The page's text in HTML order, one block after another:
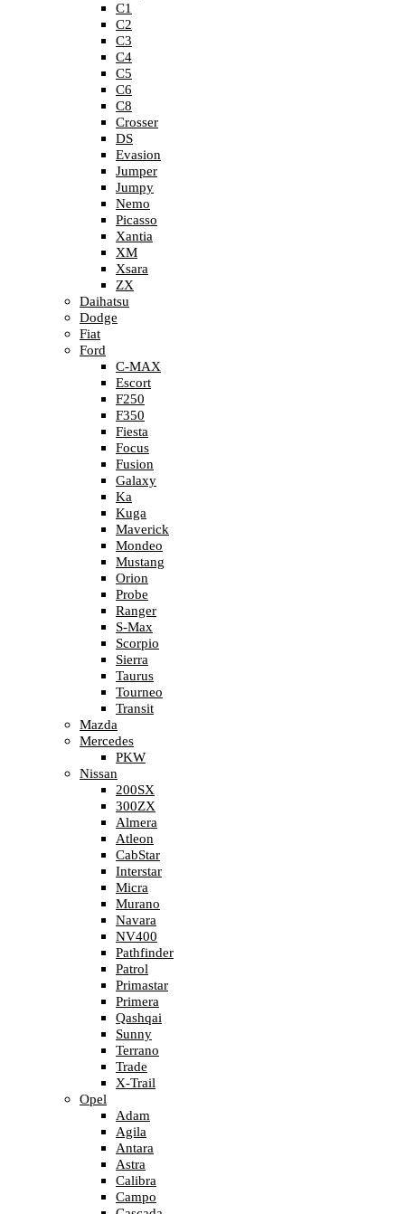
C1
C2
C3
C4
C5
C6
C8
Crosser
DS
Evasion
Jumper
Jumpy
Nemo
Picasso
Xantia
XM
Xsara
ZX
Daihatsu
Dodge
Fiat
Ford
C-MAX
Escort
F250
F350
Fiesta
Focus
Fusion
Galaxy
Ka
Kuga
Maverick
Mondeo
Mustang
Orion
Probe
Ranger
S-Max
Scorpio
Sierra
Taurus
Tourneo
Transit
Mazda
Mercedes
PKW
Nissan
200SX
300ZX
Almera
Atleon
CabStar
Interstar
Micra
Murano
Navara
NV400
Pathfinder
Patrol
Primastar
Primera
Qashqai
Sunny
Terrano
Trade
X-Trail
Opel
Adam
Agila
Antara
Astra
Calibra
Campo